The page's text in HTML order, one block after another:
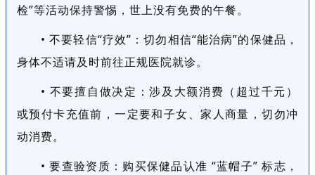
检”等活动保持警惕，世上没有免费的午餐。
• 不要轻信“疗效”：切勿相信“能治病”的保健品，
身体不适请及时前往正规医院就诊。
• 不要擅自做决定：涉及大额消费（超过千元）
或预付卡充值前，一定要和子女、家人商量，切勿冲
动消费。
• 要查验资质：购买保健品认准 “蓝帽子” 标志，